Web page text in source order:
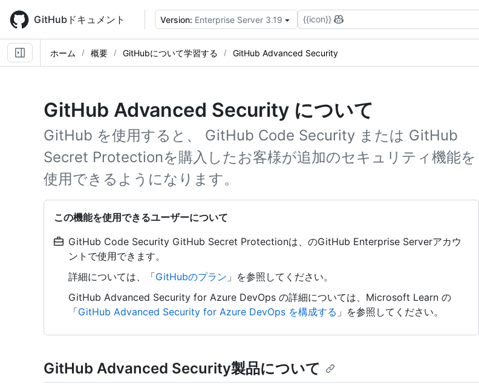
main
content
GitHubドキュメント Version: Enterprise Server 3.19 {{icon}}
ホーム 概要 GitHubについて学習する GitHub Advanced Security
GitHub Advanced Security について
GitHub を使用すると、 GitHub Code Security または GitHub
Secret Protectionを購入したお客様が追加のセキュリティ機能を
使用できるようになります。
この機能を使用できるユーザーについて
GitHub Code Security GitHub Secret Protectionは、のGitHub Enterprise Serverアカウ
ントで使用できます。
詳細については、「GitHubのプラン 」を参照してください。
GitHub Advanced Security for Azure DevOps の詳細については、Microsoft Learn の
「GitHub Advanced Security for Azure DevOps を構成する 」を参照してください。
GitHub Advanced Security製品について